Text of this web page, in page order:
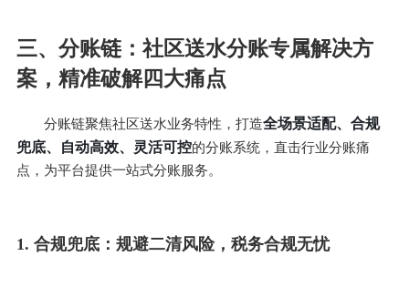
三、分账链：社区送水分账专属解决方
案，精准破解四大痛点
分账链聚焦社区送水业务特性，打造全场景适配、合规
兜底、自动高效、灵活可控的分账系统，直击行业分账痛
点，为平台提供一站式分账服务。
1. 合规兜底：规避二清风险，税务合规无忧